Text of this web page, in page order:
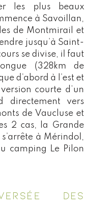
les plus beaux
à Savoillan,
de Montmirail et
jusqu’à Saint-
se divise, il faut
(328km de
d’abord à l’est et
courte d’un
directement vers
de Vaucluse et
2 cas, la Grande
à Mérindol,
camping Le Pilon
DES